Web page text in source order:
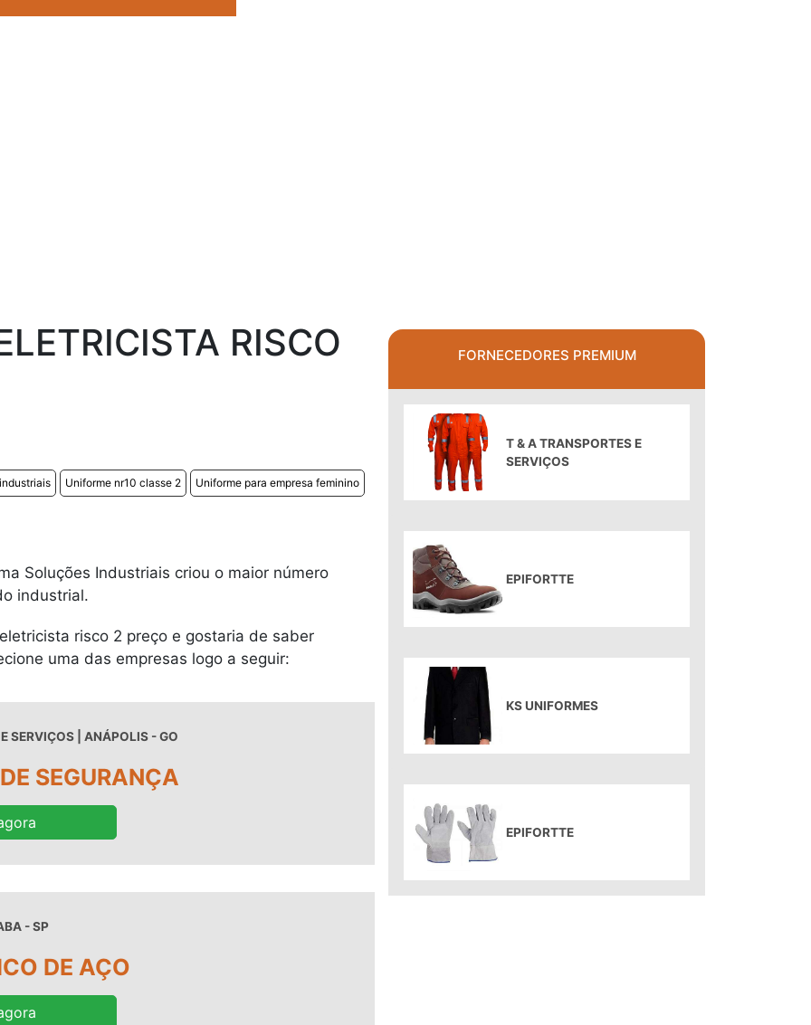
RISCO
Uniforme nr10 classe 2 Uniforme para empresa feminino
Soluções Industriais criou o maior número
industrial.
risco 2 preço e gostaria de saber
uma das empresas logo a seguir:
SERVIÇOS | ANÁPOLIS - GO
SEGURANÇA
- SP
DE AÇO
FORNECEDORES PREMIUM
T & A TRANSPORTES E
SERVIÇOS
EPIFORTTE
KS UNIFORMES
EPIFORTTE